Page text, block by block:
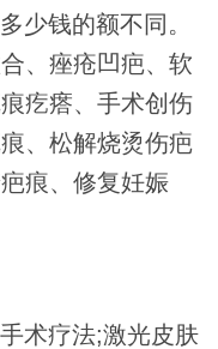
少钱的额不同。
、痤疮凹疤、软
疙瘩、手术创伤
、松解烧烫伤疤
痕、修复妊娠
术疗法;激光皮肤